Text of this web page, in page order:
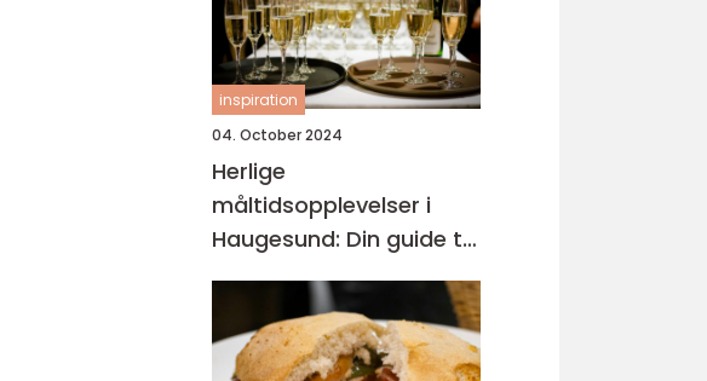
inspiration
04. October 2024
Herlige
måltidsopplevelser i
Haugesund: Din guide til
lokal catering